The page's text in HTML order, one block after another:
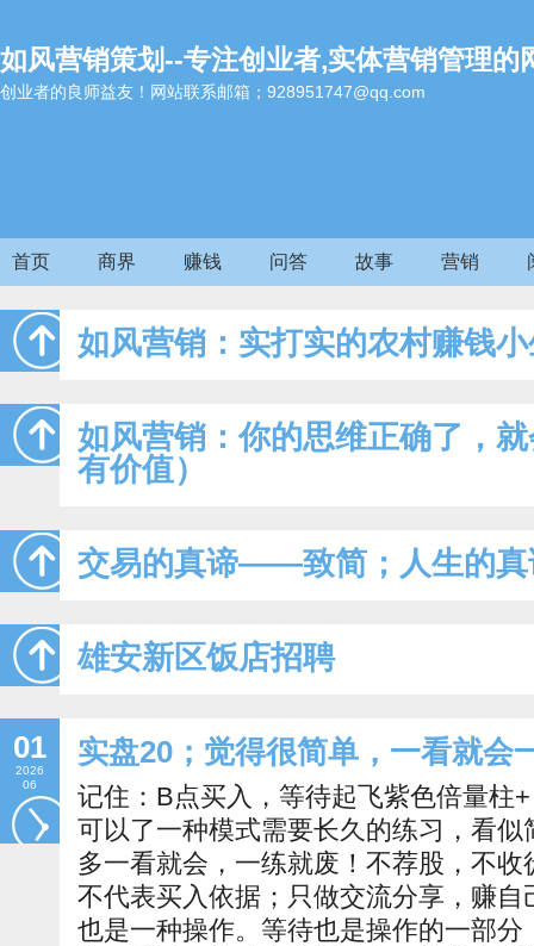
如风营销策划--专注创业者,实体营销管理的
创业者的良师益友！网站联系邮箱；928951747@qq.com
首页 商界 赚钱 问答 故事 营销
如风营销：实打实的农村赚钱
如风营销：你的思维正确了，
有价值）
交易的真谛——致简；人生的
雄安新区饭店招聘
01
2026
06
实盘20；觉得很简单，一看就会
记住：B点买入，等待起飞紫色倍量柱
可以了一种模式需要长久的练习，看
多一看就会，一练就废！不荐股，不
不代表买入依据；只做交流分享，赚
也是一种操作。等待也是操作的一部